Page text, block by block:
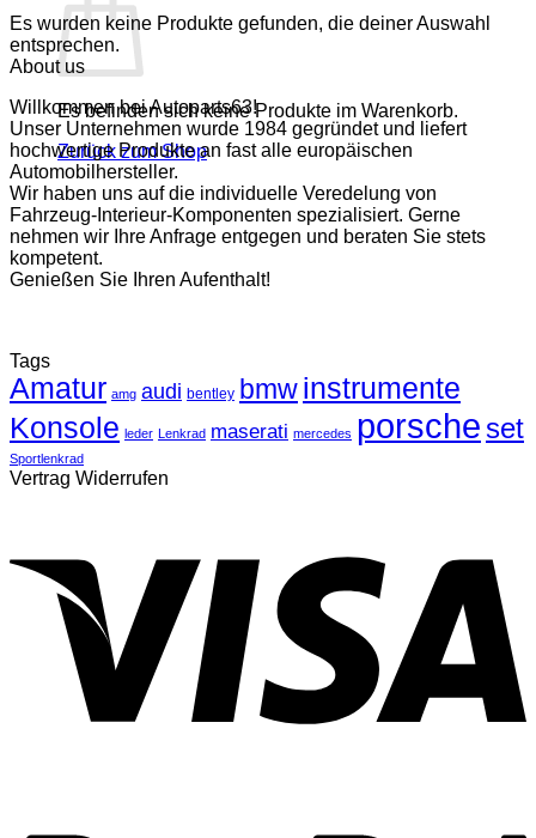
Es befinden sich keine Produkte im Warenkorb.
Zurück zum Shop
Es wurden keine Produkte gefunden, die deiner Auswahl
entsprechen.
About us
Willkommen bei Autoparts63!
Unser Unternehmen wurde 1984 gegründet und liefert
hochwertige Produkte an fast alle europäischen
Automobilhersteller.
Wir haben uns auf die individuelle Veredelung von
Fahrzeug-Interieur-Komponenten spezialisiert. Gerne
nehmen wir Ihre Anfrage entgegen und beraten Sie stets
kompetent.
Genießen Sie Ihren Aufenthalt!
Tags
Amatur amg audi bentley bmwinstrumente
Konsole leder Lenkrad maserati mercedes porsche set
Sportlenkrad
Vertrag Widerrufen